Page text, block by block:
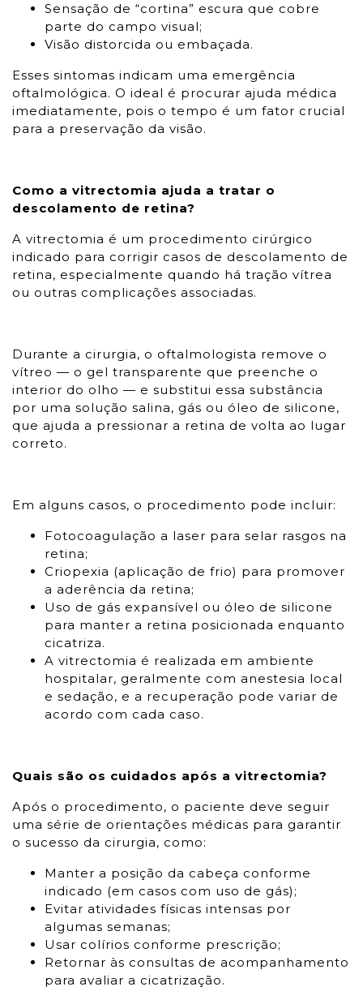
Sensação de “cortina” escura que cobre
parte do campo visual;
Visão distorcida ou embaçada.
Esses sintomas indicam uma emergência
oftalmológica. O ideal é procurar ajuda médica
imediatamente, pois o tempo é um fator crucial
para a preservação da visão.
Como a vitrectomia ajuda a tratar o
descolamento de retina?
A vitrectomia é um procedimento cirúrgico
indicado para corrigir casos de descolamento de
retina, especialmente quando há tração vítrea
ou outras complicações associadas.
Durante a cirurgia, o oftalmologista remove o
vítreo — o gel transparente que preenche o
interior do olho — e substitui essa substância
por uma solução salina, gás ou óleo de silicone,
que ajuda a pressionar a retina de volta ao lugar
correto.
Em alguns casos, o procedimento pode incluir:
Fotocoagulação a laser para selar rasgos na
retina;
Criopexia (aplicação de frio) para promover
a aderência da retina;
Uso de gás expansível ou óleo de silicone
para manter a retina posicionada enquanto
cicatriza.
A vitrectomia é realizada em ambiente
hospitalar, geralmente com anestesia local
e sedação, e a recuperação pode variar de
acordo com cada caso.
Quais são os cuidados após a vitrectomia?
Após o procedimento, o paciente deve seguir
uma série de orientações médicas para garantir
o sucesso da cirurgia, como:
Manter a posição da cabeça conforme
indicado (em casos com uso de gás);
Evitar atividades físicas intensas por
algumas semanas;
Usar colírios conforme prescrição;
Retornar às consultas de acompanhamento
para avaliar a cicatrização.